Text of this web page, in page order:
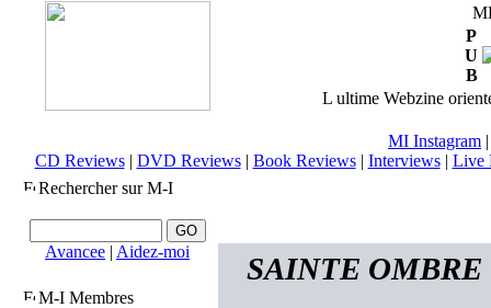
P
U
B
L ultime Webzine
MI Instagram
CD Reviews| DVD Reviews| Book Reviews| Interviews| Live
Rechercher sur M-I
Avancee | Aidez-moi
M-I Membres
SAINTE OMBRE